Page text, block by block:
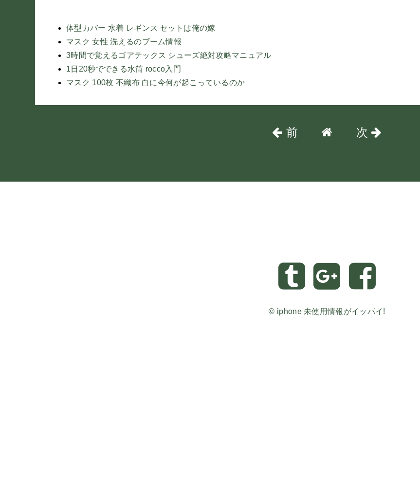
体型カバー 水着 レギンス セットは俺の嫁
マスク 女性 洗えるのブーム情報
3時間で覚えるゴアテックス シューズ絶対攻略マニュアル
1日20秒でできる水筒 rocco入門
マスク 100枚 不織布 白に今何が起こっているのか
前 次
© iphone 未使用情報がイッパイ!